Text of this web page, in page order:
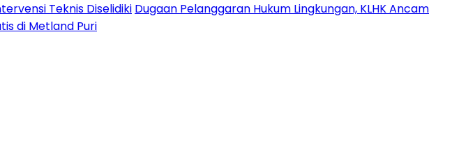
Teknis Diselidiki Dugaan Pelanggaran Hukum Lingkungan, KLHK Ancam
di Metland Puri